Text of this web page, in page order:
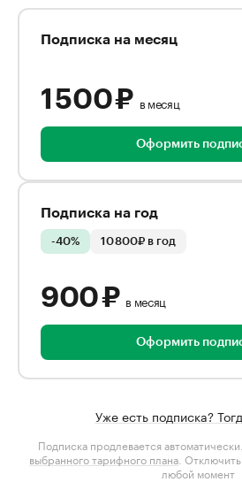
Подписка на месяц
1 500 ₽ в месяц
Оформить
Подписка на год
-40% 10 800₽ в год
900 ₽ в месяц
Оформить
Уже есть подписка?
Подписка продлевается
выбранного тарифного плана .
любой момент